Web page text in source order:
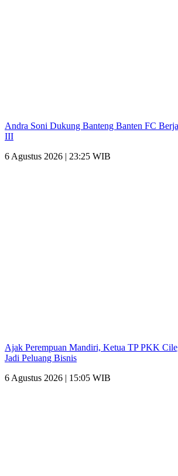
Andra Soni Dukung Banteng Banten FC
III
6 Agustus 2026 | 23:25 WIB
Ajak Perempuan Mandiri, Ketua TP PKK
Jadi Peluang Bisnis
6 Agustus 2026 | 15:05 WIB